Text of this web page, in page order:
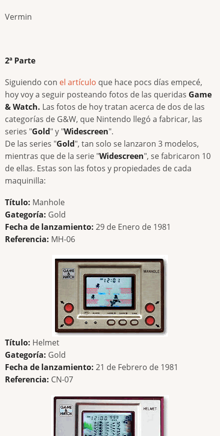
Vermin
2ª Parte
Siguiendo con el artículo que hace pocs días empecé,
hoy voy a seguir posteando fotos de las queridas Game
& Watch. Las fotos de hoy tratan acerca de dos de las
categorías de G&W, que Nintendo llegó a fabricar, las
series "Gold" y "Widescreen".
De las series "Gold", tan solo se lanzaron 3 modelos,
mientras que de la serie "Widescreen", se fabricaron 10
de ellas. Estas son las fotos y propiedades de cada
maquinilla:
Título: Manhole
Gategoría: Gold
Fecha de lanzamiento: 29 de Enero de 1981
Referencia: MH-06
Título: Helmet
Gategoría: Gold
Fecha de lanzamiento: 21 de Febrero de 1981
Referencia: CN-07